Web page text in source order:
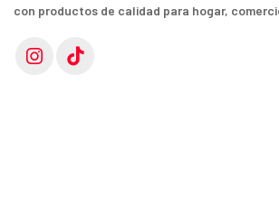
con productos de calidad para hogar,